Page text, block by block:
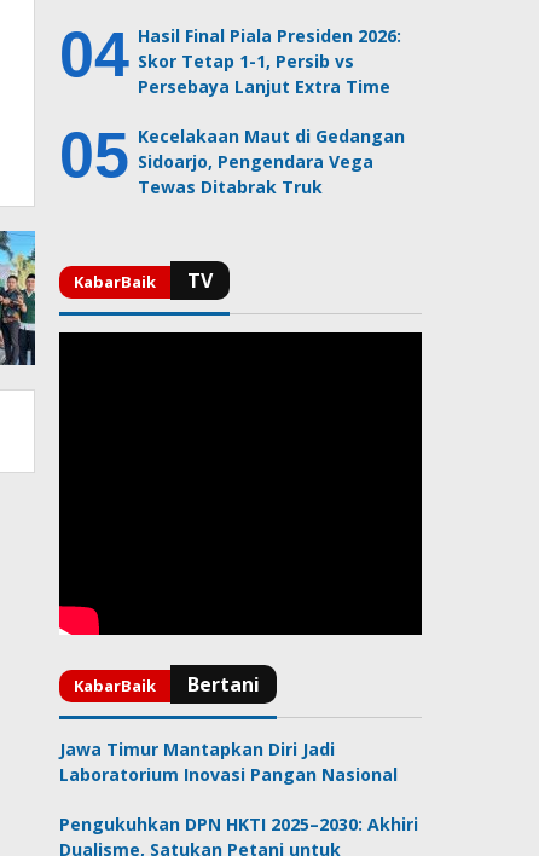
Hasil Final Piala Presiden 2026:
Skor Tetap 1-1, Persib vs
Persebaya Lanjut Extra Time
Kecelakaan Maut di Gedangan
Sidoarjo, Pengendara Vega
Tewas Ditabrak Truk
Jawa Timur Mantapkan Diri Jadi
Laboratorium Inovasi Pangan Nasional
Pengukuhkan DPN HKTI 2025–2030: Akhiri
Dualisme, Satukan Petani untuk